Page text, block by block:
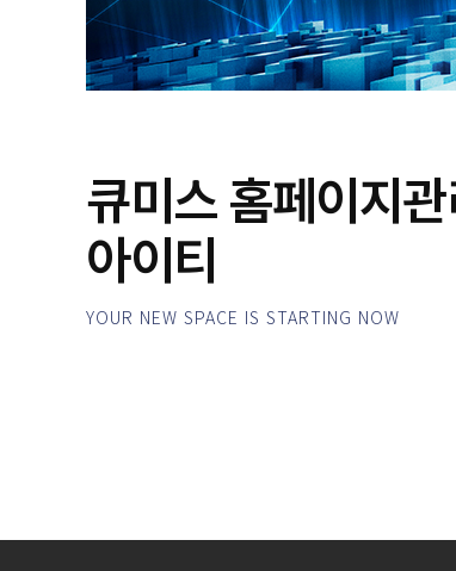
큐미스 홈페이지
아이티
YOUR NEW SPACE IS STARTING NOW